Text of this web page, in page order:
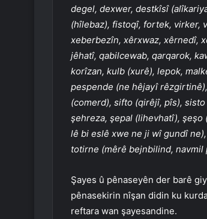
degel, dexwer, destkîsî
(hîlebaz), fistoqî, fortek, virker,
xeberbezîn, xêrxwaz, xêrnedî,
jêhatî, qabilcewab, qarqarok,
korîzan, kulb (xurê), lepok,
pespende (ne hêjayî
(comerd), sifto (qirêjî, pîs),
şehreza, şepal (lihevhatî),
lê bi eslê xwe ne ji wî gundî
totirne (mêrê bejnbilind,
Şayes û pênaseyên der barê
pênasekirin nîşan didin ku
reftara wan şayesandine.